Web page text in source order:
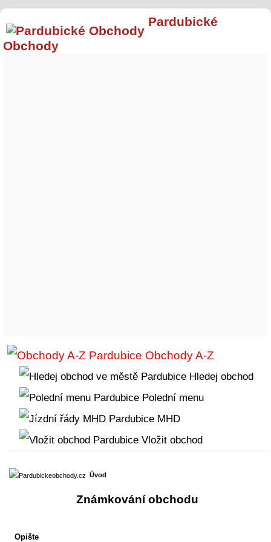
Pardubické
Obchody
Obchody A-Z
Hledej obchod
Polední menu
MHD
Vložit obchod
Úvod
Známkování obchodu
Opište